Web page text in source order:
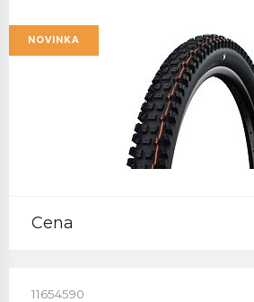
NOVINKA
Cena
11654590